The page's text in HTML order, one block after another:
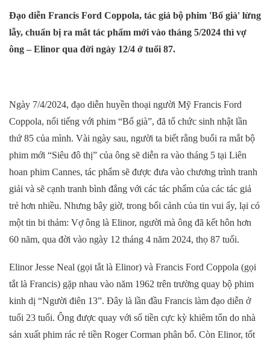
Đạo diễn Francis Ford Coppola, tác giả bộ phim 'Bố già' lừng
lẫy, chuẩn bị ra mắt tác phẩm mới vào tháng 5/2024 thì vợ
ông – Elinor qua đời ngày 12/4 ở tuổi 87.
Ngày 7/4/2024, đạo diễn huyền thoại người Mỹ Francis Ford
Coppola, nổi tiếng với phim “Bố già”, đã tổ chức sinh nhật lần
thứ 85 của mình. Vài ngày sau, người ta biết rằng buổi ra mắt bộ
phim mới “Siêu đô thị” của ông sẽ diễn ra vào tháng 5 tại Liên
hoan phim Cannes, tác phẩm sẽ được đưa vào chương trình tranh
giải và sẽ cạnh tranh bình đẳng với các tác phẩm của các tác giả
trẻ hơn nhiều. Nhưng bây giờ, trong bối cảnh của tin vui ấy, lại có
một tin bi thảm: Vợ ông là Elinor, người mà ông đã kết hôn hơn
60 năm, qua đời vào ngày 12 tháng 4 năm 2024, thọ 87 tuổi.
Elinor Jesse Neal (gọi tắt là Elinor) và Francis Ford Coppola (gọi
tắt là Francis) gặp nhau vào năm 1962 trên trường quay bộ phim
kinh dị “Người điên 13”. Đây là lần đầu Francis làm đạo diễn ở
tuổi 23 tuổi. Ông được quay với số tiền cực kỳ khiêm tốn do nhà
sản xuất phim rác rẻ tiền Roger Corman phân bổ. Còn Elinor, tốt